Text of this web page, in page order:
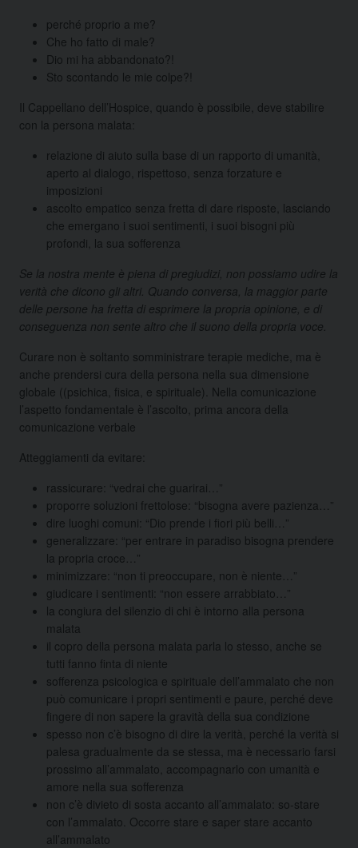
perché proprio a me?
Che ho fatto di male?
Dio mi ha abbandonato?!
Sto scontando le mie colpe?!
Il Cappellano dell’Hospice, quando è possibile, deve stabilire
con la persona malata:
relazione di aiuto sulla base di un rapporto di umanità,
aperto al dialogo, rispettoso, senza forzature e
imposizioni
ascolto empatico senza fretta di dare risposte, lasciando
che emergano i suoi sentimenti, i suoi bisogni più
profondi, la sua sofferenza
Se la nostra mente è piena di pregiudizi, non possiamo udire la
verità che dicono gli altri. Quando conversa, la maggior parte
delle persone ha fretta di esprimere la propria opinione, e di
conseguenza non sente altro che il suono della propria voce.
Curare non è soltanto somministrare terapie mediche, ma è
anche prendersi cura della persona nella sua dimensione
globale ((psichica, fisica, e spirituale). Nella comunicazione
l’aspetto fondamentale è l’ascolto, prima ancora della
comunicazione verbale
Atteggiamenti da evitare:
rassicurare: “vedrai che guarirai…”
proporre soluzioni frettolose: “bisogna avere pazienza…”
dire luoghi comuni: “Dio prende i fiori più belli…”
generalizzare: “per entrare in paradiso bisogna prendere
la propria croce…”
minimizzare: “non ti preoccupare, non è niente…”
giudicare i sentimenti: “non essere arrabbiato…”
la congiura del silenzio di chi è intorno alla persona
malata
il copro della persona malata parla lo stesso, anche se
tutti fanno finta di niente
sofferenza psicologica e spirituale dell’ammalato che non
può comunicare i propri sentimenti e paure, perché deve
fingere di non sapere la gravità della sua condizione
spesso non c’è bisogno di dire la verità, perché la verità si
palesa gradualmente da se stessa, ma è necessario farsi
prossimo all’ammalato, accompagnarlo con umanità e
amore nella sua sofferenza
non c’è divieto di sosta accanto all’ammalato: so-stare
con l’ammalato. Occorre stare e saper stare accanto
all’ammalato